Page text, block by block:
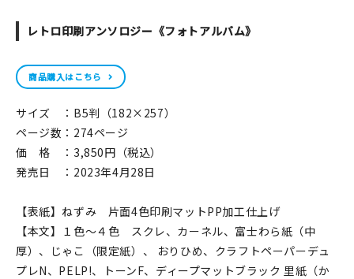
マイアカウント
カートを見る
お買い物ガイド
よくある質問
お問い合わせ
レトロ印刷アンソロジー《フォトアルバム》
商品購入はこちら
サイズ ：B5判（182×257）
ページ数：274ページ
価 格 ：3,850円（税込）
発売日 ：2023年4月28日
【表紙】ねずみ 片面4色印刷マットPP加工仕上げ
【本文】１色～４色 スクレ、カーネル、富士わら紙（中
厚）、じゃこ（限定紙）、 おりひめ、クラフトペーパーデュ
プレN、PELP!、トーンF、ディープマットブラック 里紙（か